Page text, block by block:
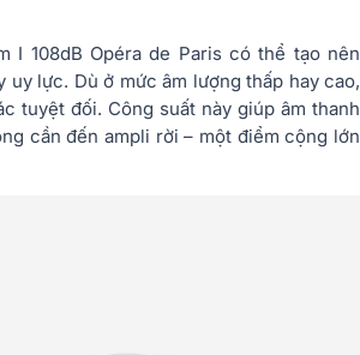
I 108dB Opéra de Paris có thể tạo nên
lực. Dù ở mức âm lượng thấp hay cao,
tuyệt đối. Công suất này giúp âm thanh
cần đến ampli rời – một điểm cộng lớn